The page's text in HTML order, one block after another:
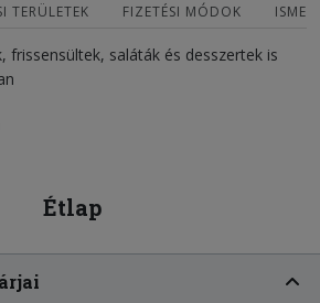
TERÜLETEK FIZETÉSI MÓDOK
frissensültek, saláták és desszertek is
Étlap